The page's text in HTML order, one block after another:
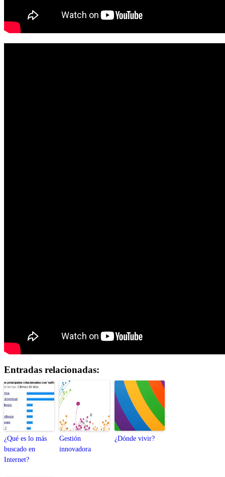
Entradas relacionadas:
¿Qué es lo más
buscado en
Internet?
Gestión
innovadora
¿Dónde vivir?